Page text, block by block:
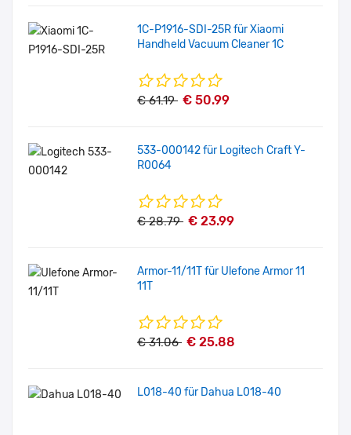
1C-P1916-SDI-25R für Xiaomi
Handheld Vacuum Cleaner 1C
€ 61.19 € 50.99
533-000142 für Logitech Craft Y-
R0064
€ 28.79 € 23.99
Armor-11/11T für Ulefone Armor 11
11T
€ 31.06 € 25.88
L018-40 für Dahua L018-40